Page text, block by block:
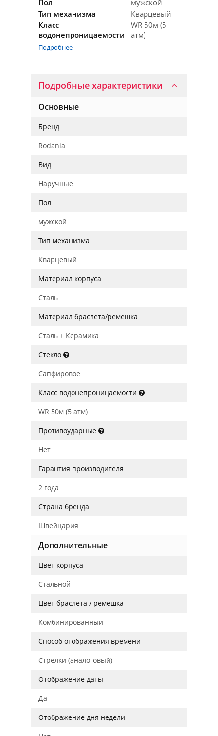
Пол
мужской
Тип механизма
Кварцевый
Класс
водонепроницаемости
WR 50м (5
атм)
Подробнее
Подробные характеристики
Основные
Бренд
Rodania
Вид
Наручные
Пол
мужской
Тип механизма
Кварцевый
Материал корпуса
Сталь
Материал браслета/ремешка
Сталь + Керамика
Стекло
Сапфировое
Класс водонепроницаемости
WR 50м (5 атм)
Противоударные
Нет
Гарантия производителя
2 года
Страна бренда
Швейцария
Дополнительные
Цвет корпуса
Стальной
Цвет браслета / ремешка
Комбинированный
Способ отображения времени
Стрелки (аналоговый)
Отображение даты
Да
Отображение дня недели